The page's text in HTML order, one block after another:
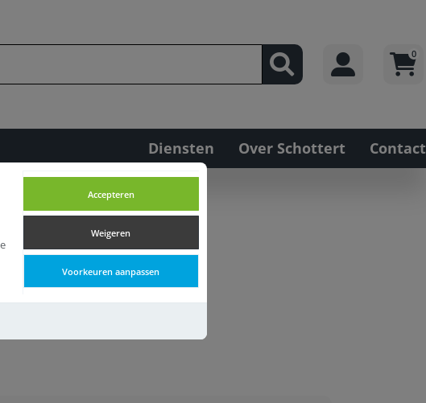
Accepteren
Weigeren
Voorkeuren aanpassen
0
Diensten Over Schottert Contact